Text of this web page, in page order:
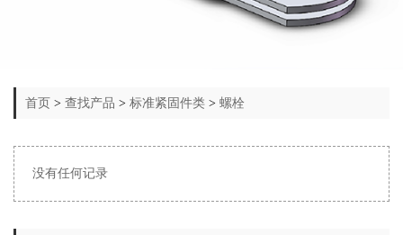
首页 > 查找产品 > 标准紧固件类 > 螺栓
没有任何记录